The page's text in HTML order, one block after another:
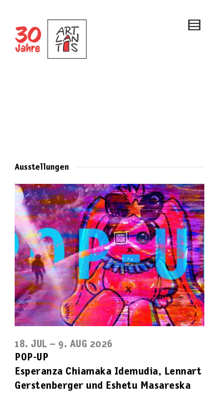
Ausstellungen
18. JUL – 9. AUG 2026
POP-UP
Esperanza Chiamaka Idemudia, Lennart
Gerstenberger und Eshetu Masareska